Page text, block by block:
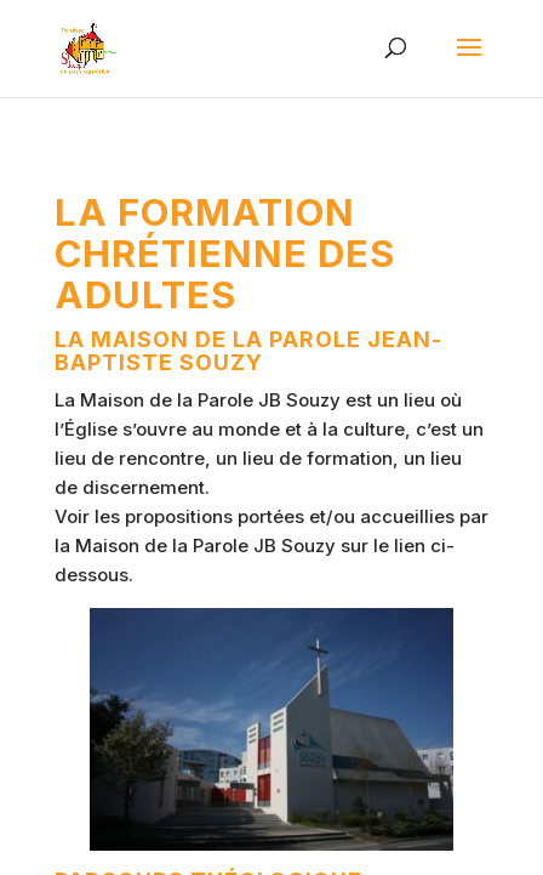
LA FORMATION
CHRÉTIENNE DES
ADULTES
LA MAISON DE LA PAROLE JEAN-
BAPTISTE SOUZY
La Maison de la Parole JB Souzy est un lieu où
l’Église s’ouvre au monde et à la culture, c’est un
lieu de rencontre, un lieu de formation, un lieu
de discernement.
Voir les propositions portées et/ou accueillies par
la Maison de la Parole JB Souzy sur le lien ci-
dessous.